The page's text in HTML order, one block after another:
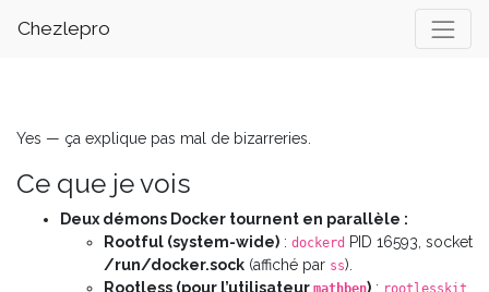
Chezlepro
Yes — ça explique pas mal de bizarreries.
Ce que je vois
Deux démons Docker tournent en parallèle :
Rootful (system-wide) : dockerd PID 16593, socket
/run/docker.sock (affiché par ss).
Rootless (pour l’utilisateur mathben) : rootlesskit